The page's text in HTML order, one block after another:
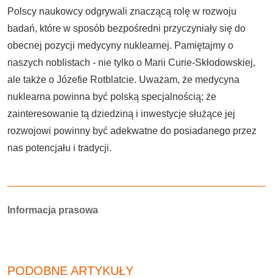
Polscy naukowcy odgrywali znaczącą rolę w rozwoju
badań, które w sposób bezpośredni przyczyniały się do
obecnej pozycji medycyny nuklearnej. Pamiętajmy o
naszych noblistach - nie tylko o Marii Curie-Skłodowskiej,
ale także o Józefie Rotblatcie. Uważam, że medycyna
nuklearna powinna być polską specjalnością; że
zainteresowanie tą dziedziną i inwestycje służące jej
rozwojowi powinny być adekwatne do posiadanego przez
nas potencjału i tradycji.
Autorzy:
Informacja prasowa
PODOBNE ARTYKUŁY